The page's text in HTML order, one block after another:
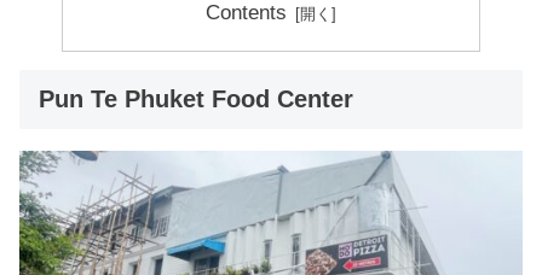
Contents
Pun Te Phuket Food Center